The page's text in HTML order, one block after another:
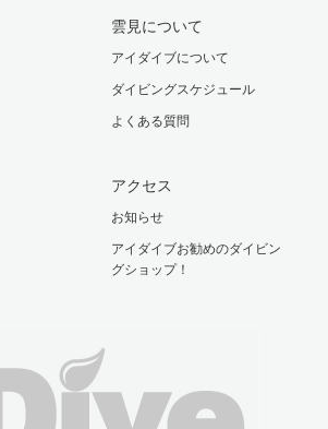
雲見について
アイダイブについて
ダイビングスケジュール
よくある質問
アクセス
お知らせ
アイダイブお勧めのダイビン
グショップ！